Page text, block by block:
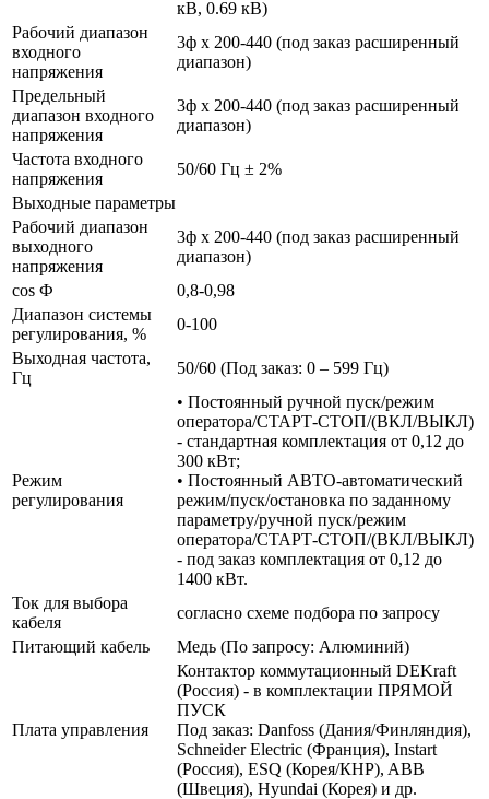
кВ, 0.69 кВ)
Рабочий диапазон
входного
напряжения
3ф х 200-440 (под заказ расширенный
диапазон)
Предельный
диапазон входного
напряжения
3ф х 200-440 (под заказ расширенный
диапазон)
Частота входного
напряжения
50/60 Гц ± 2%
Выходные параметры
Рабочий диапазон
выходного
напряжения
3ф х 200-440 (под заказ расширенный
диапазон)
cos Ф
0,8-0,98
Диапазон системы
регулирования, %
0-100
Выходная частота,
Гц
50/60 (Под заказ: 0 – 599 Гц)
Режим
регулирования
• Постоянный ручной пуск/режим
оператора/СТАРТ-СТОП/(ВКЛ/ВЫКЛ)
- стандартная комплектация от 0,12 до
300 кВт;
• Постоянный АВТО-автоматический
режим/пуск/остановка по заданному
параметру/ручной пуск/режим
оператора/СТАРТ-СТОП/(ВКЛ/ВЫКЛ)
- под заказ комплектация от 0,12 до
1400 кВт.
Ток для выбора
кабеля
согласно схеме подбора по запросу
Питающий кабель
Медь (По запросу: Алюминий)
Плата управления
Контактор коммутационный DEKraft
(Россия) - в комплектации ПРЯМОЙ
ПУСК
Под заказ: Danfoss (Дания/Финляндия),
Schneider Electric (Франция), Instart
(Россия), ESQ (Корея/КНР), ABB
(Швеция), Hyundai (Корея) и др.